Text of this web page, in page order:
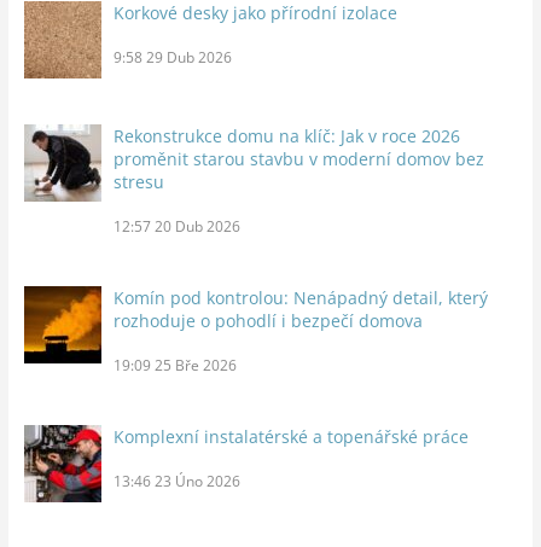
Korkové desky jako přírodní izolace
9:58 29 Dub 2026
Rekonstrukce domu na klíč: Jak v roce 2026
proměnit starou stavbu v moderní domov bez
stresu
12:57 20 Dub 2026
Komín pod kontrolou: Nenápadný detail, který
rozhoduje o pohodlí i bezpečí domova
19:09 25 Bře 2026
Komplexní instalatérské a topenářské práce
13:46 23 Úno 2026